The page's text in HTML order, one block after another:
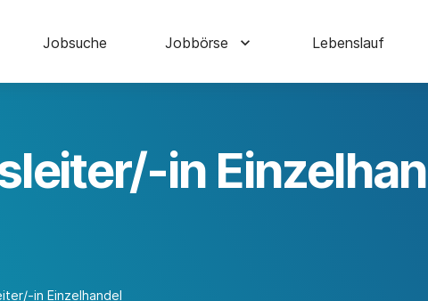
Jobsuche Jobbörse Lebenslauf
in
in Einzelhandel